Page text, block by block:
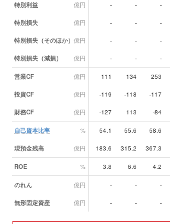
特別利益 億円 - - -
特別損失 億円 - - -
特別損失（そのほか） 億円 - - -
特別損失（減損） 億円 - - -
営業CF 億円 111 134 253
投資CF 億円 -119 -118 -117
財務CF 億円 -127 113 -84
自己資本比率 % 54.1 55.6 58.6
現預金残高 億円 183.6 315.2 367.3
ROE % 3.8 6.6 4.2
のれん 億円 - - -
無形固定資産 億円 - - -